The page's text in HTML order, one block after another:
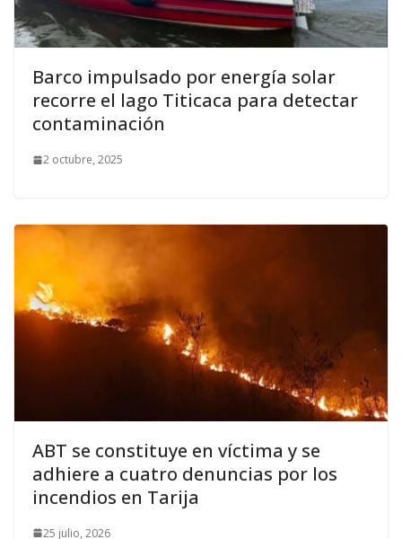
Barco impulsado por energía solar
recorre el lago Titicaca para detectar
contaminación
2 octubre, 2025
ABT se constituye en víctima y se
adhiere a cuatro denuncias por los
incendios en Tarija
25 julio, 2026